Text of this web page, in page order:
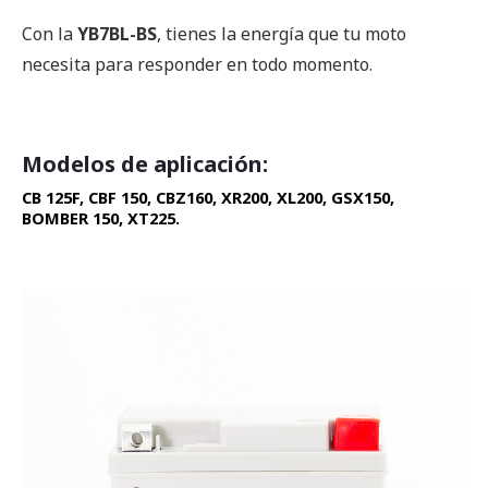
Con laYB7BL-BS, tienes la energía que tu moto
necesita para responder en todo momento.
Modelos de aplicación:
CB 125F, CBF 150, CBZ160, XR200, XL200, GSX150,
BOMBER 150, XT225.